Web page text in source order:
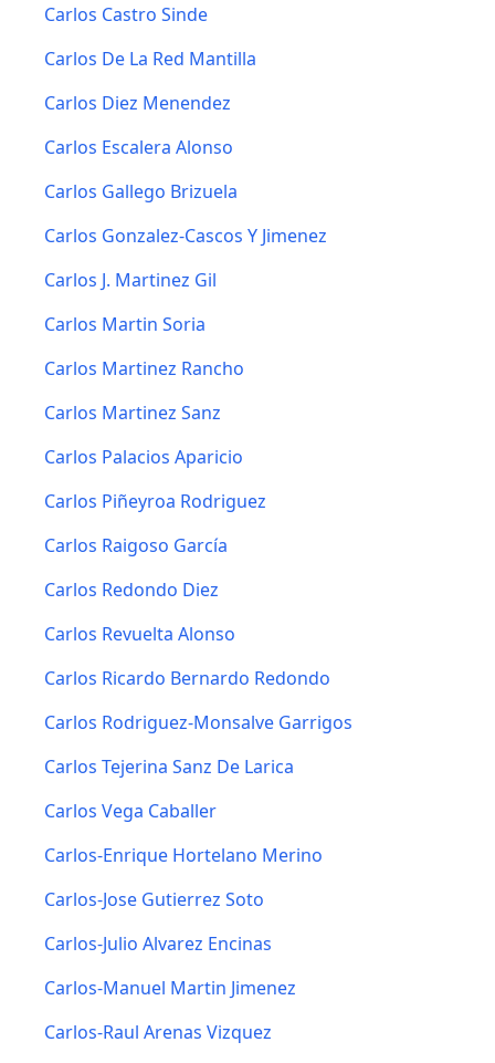
Carlos Castro Sinde
Carlos De La Red Mantilla
Carlos Diez Menendez
Carlos Escalera Alonso
Carlos Gallego Brizuela
Carlos Gonzalez-Cascos Y Jimenez
Carlos J. Martinez Gil
Carlos Martin Soria
Carlos Martinez Rancho
Carlos Martinez Sanz
Carlos Palacios Aparicio
Carlos Piñeyroa Rodriguez
Carlos Raigoso García
Carlos Redondo Diez
Carlos Revuelta Alonso
Carlos Ricardo Bernardo Redondo
Carlos Rodriguez-Monsalve Garrigos
Carlos Tejerina Sanz De Larica
Carlos Vega Caballer
Carlos-Enrique Hortelano Merino
Carlos-Jose Gutierrez Soto
Carlos-Julio Alvarez Encinas
Carlos-Manuel Martin Jimenez
Carlos-Raul Arenas Vizquez